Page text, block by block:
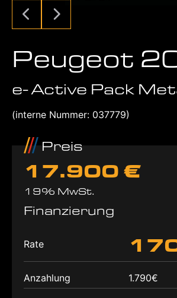
Peugeot
e- Active Pack
(interne Nummer: 037779)
Preis
17.900 €
19% MwSt.
Finanzierung
Rate
Anzahlung 1.790€